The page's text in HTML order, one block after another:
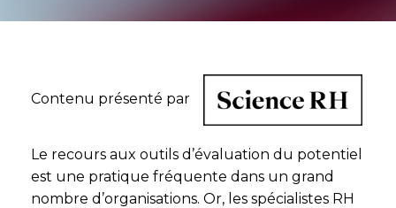
Contenu présenté par
Le recours aux outils d’évaluation du potentiel
est une pratique fréquente dans un grand
nombre d’organisations. Or, les spécialistes RH